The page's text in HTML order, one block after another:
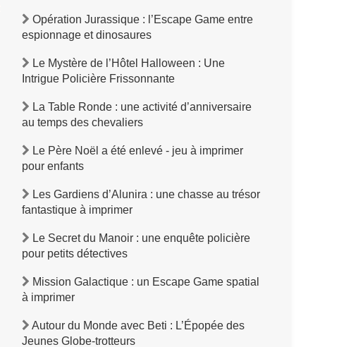
Opération Jurassique : l’Escape Game entre
espionnage et dinosaures
Le Mystère de l’Hôtel Halloween : Une
Intrigue Policière Frissonnante
La Table Ronde : une activité d’anniversaire
au temps des chevaliers
Le Père Noël a été enlevé - jeu à imprimer
pour enfants
Les Gardiens d’Alunira : une chasse au trésor
fantastique à imprimer
Le Secret du Manoir : une enquête policière
pour petits détectives
Mission Galactique : un Escape Game spatial
à imprimer
Autour du Monde avec Beti : L’Épopée des
Jeunes Globe-trotteurs